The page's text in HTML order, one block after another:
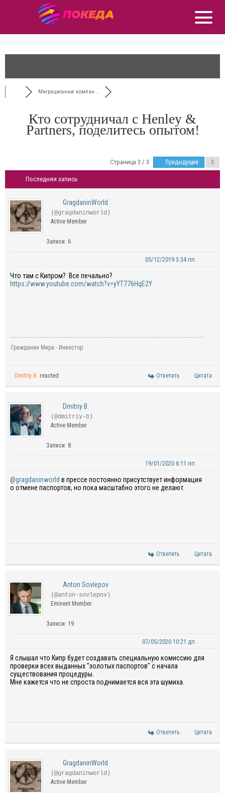
Миграционные компан...
Кто сотрудничал с Henley &
Partners, поделитесь опытом!
Страница 3 / 3 Предыдущий
Последняя запись
GragdaninWorld
(@gragdaninworld)
Active Member
Записи: 6
05/12/2019 3:34 пп
Что там с Кипром? Все печально?
https://www.youtube.com/watch?v=yYT776HqE2Y
Гражданин Мира - Инвестор
Dmitriy B. reacted Ответить Цитата
Dmitriy B.
(@dmitriy-b)
Active Member
Записи: 8
19/01/2020 6:11 пп
@gragdaninworld в прессе постоянно присутствует информация
о отмене паспортов, но пока масштабно этого не делают.
Ответить Цитата
Anton Sovlepov
(@anton-sovlepov)
Eminent Member
Записи: 19
07/05/2020 10:21 дп
Я слышал что Кипр будет создавать специальную комиссию для
проверки всех выданных "золотых паспортов" с начала
существования процедуры.
Мне кажется что не спроста поднимается вся эта шумиха.
Ответить Цитата
GragdaninWorld
(@gragdaninworld)
Active Member